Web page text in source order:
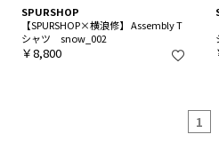
SPURSHOP
【SPURSHOP×横浪修】 Assembly T
シャツ snow_002
￥8,800
1